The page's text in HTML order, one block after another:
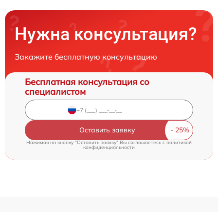
Нужна консультация?
Закажите бесплатную консультацию
Бесплатная консультация со
специалистом
Оставить заявку
Нажимая на кнопку "Оставить заявку" Вы соглашаетесь c политикой
конфиденциальности